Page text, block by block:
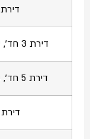
דירת 5 חד', קומה 1, דירה מס' 2
דירת 3 חד', קומות 1,4-6, דירות מס' 3,15,19,23
דירת 5 חד', קומות 1-2,4-6, דירות מס' 4,16,24
דירת 5 חד', קומה 2, דירה מס' 6